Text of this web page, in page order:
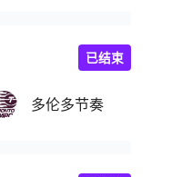
多伦多节奏
已结束